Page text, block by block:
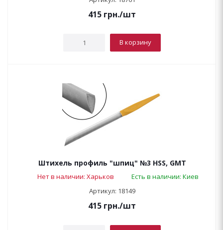
415 грн./шт
В корзину
Штихель профиль "шпиц" №3 HSS, GMT
Нет в наличии: Харьков
Есть в наличии: Киев
Артикул: 18149
415 грн./шт